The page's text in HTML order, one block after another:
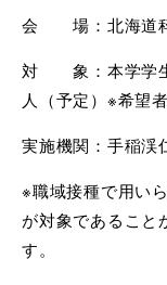
会 場：北海道
対 象：本学学生
人（予定）※希望
実施機関：手稲渓
※職域接種で用い
が対象であること
す。